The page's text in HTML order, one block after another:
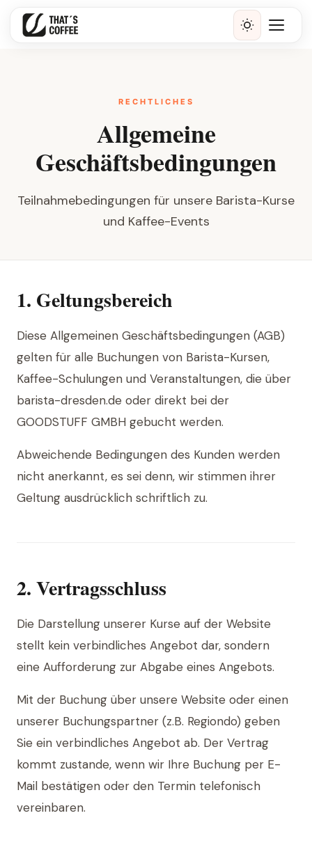
RECHTLICHES
Allgemeine
Geschäftsbedingungen
Teilnahmebedingungen für unsere Barista-Kurse
und Kaffee-Events
1. Geltungsbereich
Diese Allgemeinen Geschäftsbedingungen (AGB)
gelten für alle Buchungen von Barista-Kursen,
Kaffee-Schulungen und Veranstaltungen, die über
barista-dresden.de oder direkt bei der
GOODSTUFF GMBH gebucht werden.
Abweichende Bedingungen des Kunden werden
nicht anerkannt, es sei denn, wir stimmen ihrer
Geltung ausdrücklich schriftlich zu.
2. Vertragsschluss
Die Darstellung unserer Kurse auf der Website
stellt kein verbindliches Angebot dar, sondern
eine Aufforderung zur Abgabe eines Angebots.
Mit der Buchung über unsere Website oder einen
unserer Buchungspartner (z.B. Regiondo) geben
Sie ein verbindliches Angebot ab. Der Vertrag
kommt zustande, wenn wir Ihre Buchung per E-
Mail bestätigen oder den Termin telefonisch
vereinbaren.